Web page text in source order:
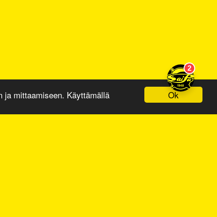
Ok
ja mittaamiseen. Käyttämällä